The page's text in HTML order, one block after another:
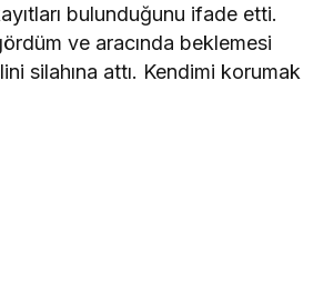
bulunduğunu ifade etti.
ve aracında beklemesi
silahına attı. Kendimi korumak